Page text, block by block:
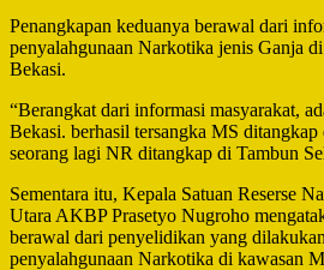
Penangkapan keduanya berawal dari
penyalahgunaan Narkotika jenis Ganja
Bekasi.
“Berangkat dari informasi masyarakat,
Bekasi. berhasil tersangka MS
seorang lagi NR ditangkap di Tambun
Sementara itu, Kepala Satuan Reserse
Utara AKBP Prasetyo Nugroho
berawal dari penyelidikan yang
penyalahgunaan Narkotika di kawasan